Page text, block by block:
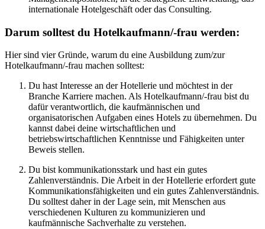
internationale Hotelgeschäft oder das Consulting.
Darum solltest du Hotelkaufmann/-frau werden:
Hier sind vier Gründe, warum du eine Ausbildung zum/zur
Hotelkaufmann/-frau machen solltest:
Du hast Interesse an der Hotellerie und möchtest in der
Branche Karriere machen. Als Hotelkaufmann/-frau bist du
dafür verantwortlich, die kaufmännischen und
organisatorischen Aufgaben eines Hotels zu übernehmen. Du
kannst dabei deine wirtschaftlichen und
betriebswirtschaftlichen Kenntnisse und Fähigkeiten unter
Beweis stellen.
Du bist kommunikationsstark und hast ein gutes
Zahlenverständnis. Die Arbeit in der Hotellerie erfordert gute
Kommunikationsfähigkeiten und ein gutes Zahlenverständnis.
Du solltest daher in der Lage sein, mit Menschen aus
verschiedenen Kulturen zu kommunizieren und
kaufmännische Sachverhalte zu verstehen.